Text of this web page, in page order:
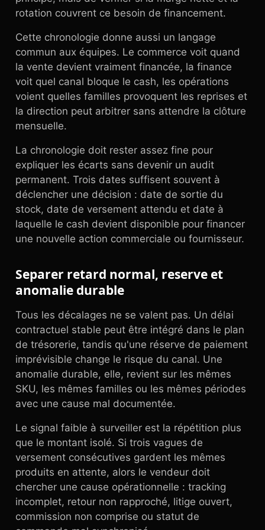
rotation couvrent ce besoin de financement.
Cette chronologie donne aussi un langage
commun aux équipes. Le commerce voit quand
la vente devient vraiment financée, la finance
voit quel canal bloque le cash, les opérations
voient quelles familles provoquent les reprises et
la direction peut arbitrer sans attendre la clôture
mensuelle.
La chronologie doit rester assez fine pour
expliquer les écarts sans devenir un audit
permanent. Trois dates suffisent souvent à
déclencher une décision : date de sortie du
stock, date de versement attendu et date à
laquelle le cash devient disponible pour financer
une nouvelle action commerciale ou fournisseur.
Separer retard normal, reserve et
anomalie durable
Tous les décalages ne se valent pas. Un délai
contractuel stable peut être intégré dans le plan
de trésorerie, tandis qu'une réserve de paiement
imprévisible change le risque du canal. Une
anomalie durable, elle, revient sur les mêmes
SKU, les mêmes familles ou les mêmes périodes
avec une cause mal documentée.
Le signal faible à surveiller est la répétition plus
que le montant isolé. Si trois vagues de
versement consécutives gardent les mêmes
produits en attente, alors le vendeur doit
chercher une cause opérationnelle : tracking
incomplet, retour non rapproché, litige ouvert,
commission non comprise ou statut de